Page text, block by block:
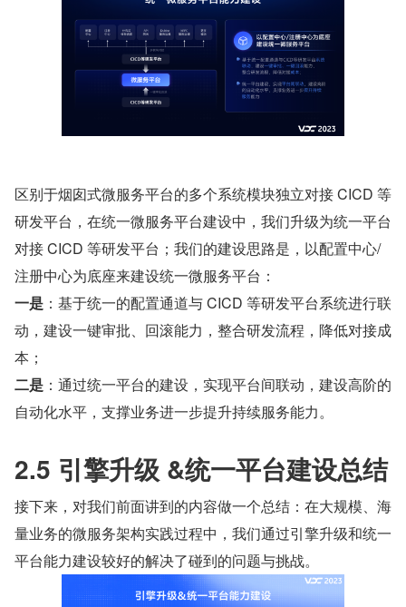
区别于烟囱式微服务平台的多个系统模块独立对接 CICD 等
研发平台，在统一微服务平台建设中，我们升级为统一平台
对接 CICD 等研发平台；我们的建设思路是，以配置中心/
注册中心为底座来建设统一微服务平台：
一是 ：基于统一的配置通道与 CICD 等研发平台系统进行联
动，建设一键审批、回滚能力，整合研发流程，降低对接成
本；
二是 ：通过统一平台的建设，实现平台间联动，建设高阶的
自动化水平，支撑业务进一步提升持续服务能力。
2.5 引擎升级 &统一平台建设总结
接下来，对我们前面讲到的内容做一个总结：在大规模、海
量业务的微服务架构实践过程中，我们通过引擎升级和统一
平台能力建设较好的解决了碰到的问题与挑战。